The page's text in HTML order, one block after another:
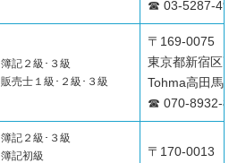
☎ 03-5287-
簿記２級･３級
販売士１級･２級･３級
〒169-0075
東京都新宿
Tohma高田馬
☎ 070-8932-
簿記２級･３級
簿記初級
〒170-0013